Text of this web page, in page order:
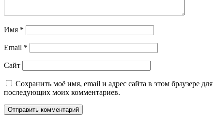
Имя *
Email *
Сайт
Сохранить моё имя, email и адрес сайта в этом браузере для
последующих моих комментариев.